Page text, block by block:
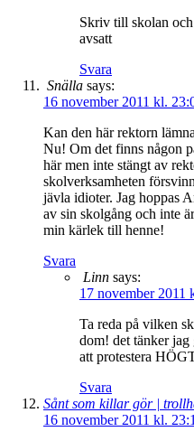
Skriv till skolan
avsatt
Svara
Snälla says:
16 november 2011 kl.
Kan den här rektorn
Nu! Om det finns någon
här men inte stängt av
skolverksamheten
jävla idioter. Jag hoppas
av sin skolgång och inte
min kärlek till henne!
Svara
Linn says:
17 november 2011
Ta reda på vilken
dom! det tänker
att protestera
Svara
Sånt som killar gör |
16 november 2011 kl.